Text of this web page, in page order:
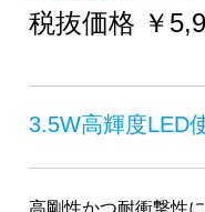
税抜価格 ￥
3.5W高輝度LED